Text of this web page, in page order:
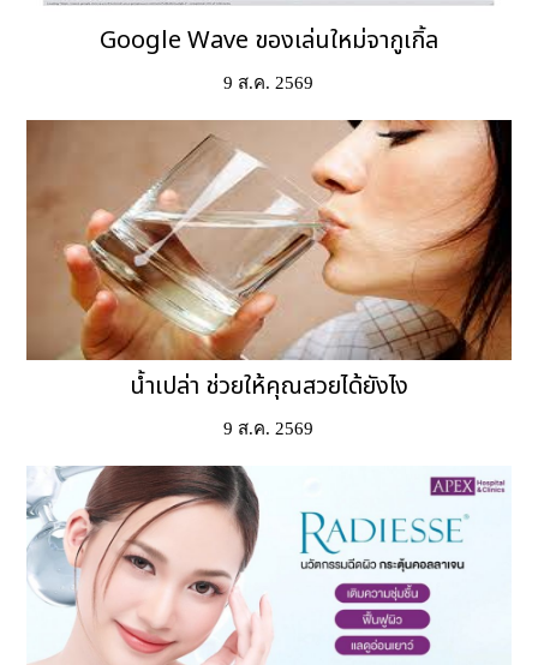
Google Wave ของเล่นใหม่จากูเกิ้ล
9 ส.ค. 2569
น้ำเปล่า ช่วยให้คุณสวยได้ยังไง
9 ส.ค. 2569